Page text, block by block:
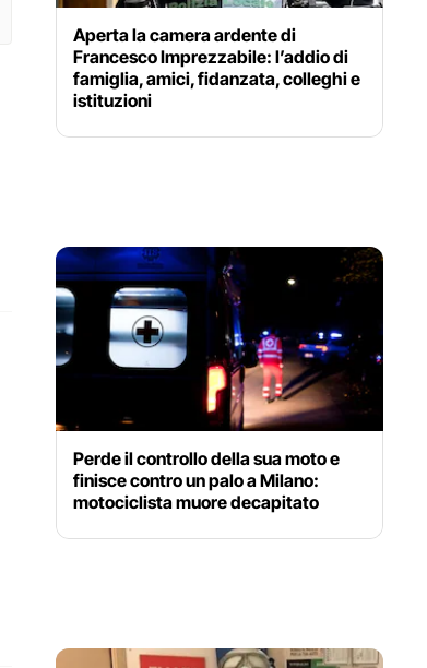
Aperta la camera ardente di
Francesco Imprezzabile: l’addio di
famiglia, amici, fidanzata, colleghi e
istituzioni
Perde il controllo della sua moto e
finisce contro un palo a Milano:
motociclista muore decapitato